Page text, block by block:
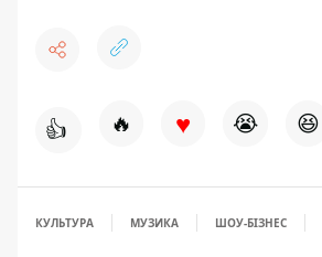
👍 🔥 ♥ 😭 😆
КУЛЬТУРА МУЗИКА ШОУ-БІЗНЕС